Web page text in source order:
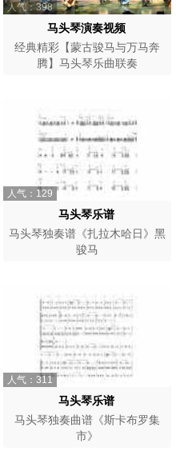
人气：398
马头琴演奏视频
经典精彩【蒙古骏马与万马奔
腾】马头琴乐曲联奏
人气：129
马头琴乐谱
马头琴独奏谱《扎拉木哈日》黑
骏马
人气：311
马头琴乐谱
马头琴独奏曲谱《斯卡布罗集
市》